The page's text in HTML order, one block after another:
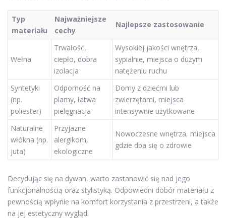
Typ
materiału
Najważniejsze
cechy
Najlepsze zastosowanie
Wełna
Trwałość,
ciepło, dobra
izolacja
Wysokiej jakości wnętrza,
sypialnie, miejsca o dużym
natężeniu ruchu
Syntetyki
(np.
poliester)
Odporność na
plamy, łatwa
pielęgnacja
Domy z dziećmi lub
zwierzętami, miejsca
intensywnie użytkowane
Naturalne
włókna (np.
juta)
Przyjazne
alergikom,
ekologiczne
Nowoczesne wnętrza, miejsca
gdzie dba się o zdrowie
Decydując się na dywan, warto zastanowić się nad jego
funkcjonalnością oraz stylistyką. Odpowiedni dobór materiału z
pewnością wpłynie na komfort korzystania z przestrzeni, a także
na jej estetyczny wygląd.